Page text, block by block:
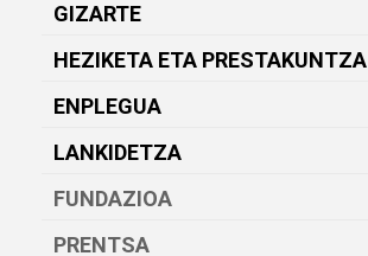
GIZARTE
HEZIKETA ETA PRESTAKUNTZA
ENPLEGUA
LANKIDETZA
FUNDAZIOA
PRENTSA